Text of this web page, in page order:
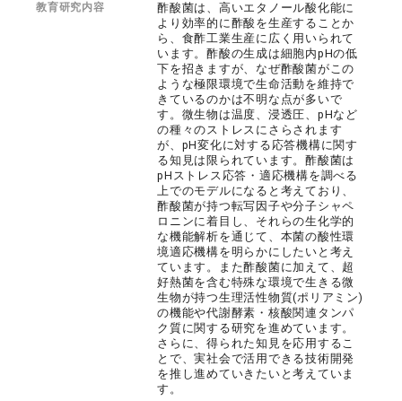
教育研究内容
酢酸菌は、高いエタノール酸化能に
より効率的に酢酸を生産することか
ら、食酢工業生産に広く用いられて
います。酢酸の生成は細胞内pHの低
下を招きますが、なぜ酢酸菌がこの
ような極限環境で生命活動を維持で
きているのかは不明な点が多いで
す。微生物は温度、浸透圧、pHなど
の種々のストレスにさらされます
が、pH変化に対する応答機構に関す
る知見は限られています。酢酸菌は
pHストレス応答・適応機構を調べる
上でのモデルになると考えており、
酢酸菌が持つ転写因子や分子シャペ
ロニンに着目し、それらの生化学的
な機能解析を通じて、本菌の酸性環
境適応機構を明らかにしたいと考え
ています。また酢酸菌に加えて、超
好熱菌を含む特殊な環境で生きる微
生物が持つ生理活性物質(ポリアミン)
の機能や代謝酵素・核酸関連タンパ
ク質に関する研究を進めています。
さらに、得られた知見を応用するこ
とで、実社会で活用できる技術開発
を推し進めていきたいと考えていま
す。